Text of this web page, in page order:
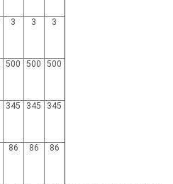
3 3 3
500 500 500
345 345 345
86 86 86